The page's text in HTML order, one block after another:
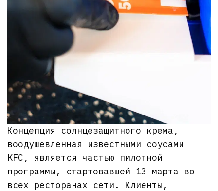
Концепция солнцезащитного крема,
воодушевленная известными соусами
KFC, является частью пилотной
программы, стартовавшей 13 марта во
всех ресторанах сети. Клиенты,